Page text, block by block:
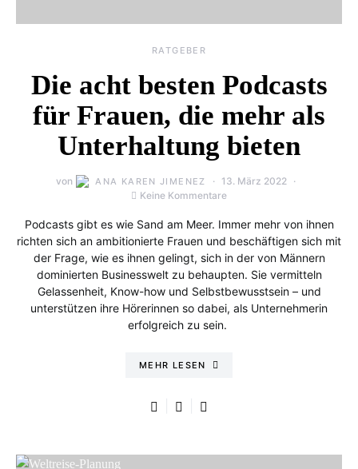
RATGEBER
Die acht besten Podcasts
für Frauen, die mehr als
Unterhaltung bieten
von ANA KAREN JIMENEZ
13. März 2022
Keine Kommentare
Podcasts gibt es wie Sand am Meer. Immer mehr von ihnen
richten sich an ambitionierte Frauen und beschäftigen sich mit
der Frage, wie es ihnen gelingt, sich in der von Männern
dominierten Businesswelt zu behaupten. Sie vermitteln
Gelassenheit, Know-how und Selbstbewusstsein – und
unterstützen ihre Hörerinnen so dabei, als Unternehmerin
erfolgreich zu sein.
MEHR LESEN